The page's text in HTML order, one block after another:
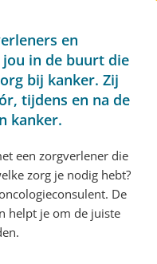
en
in de buurt die
bij kanker. Zij
tijdens en na de
kanker.
een zorgverlener die
zorg je nodig hebt?
De
helpt je om de juiste